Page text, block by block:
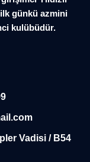
ilk günkü azmini
kulübüdür.
Vadisi / B54